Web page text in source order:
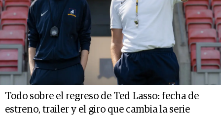
Todo sobre el regreso de Ted Lasso: fecha de
estreno, trailer y el giro que cambia la serie